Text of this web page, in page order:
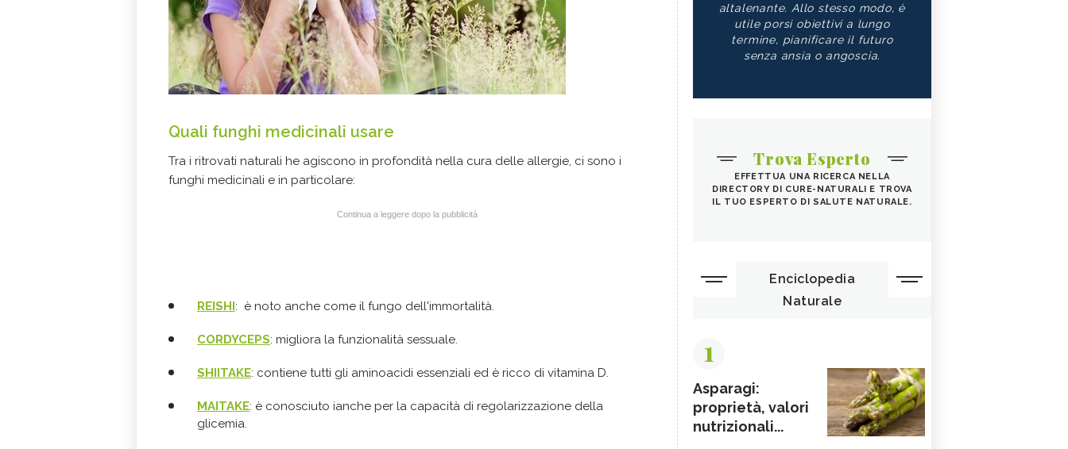
Quali funghi medicinali usare
Tra i ritrovati naturali he agiscono in profondità nella cura delle allergie, ci sono i
funghi medicinali e in particolare:
Continua a leggere dopo la pubblicità
REISHI: è noto anche come il fungo dell'immortalità.
CORDYCEPS: migliora la funzionalità sessuale.
SHIITAKE: contiene tutti gli aminoacidi essenziali ed è ricco di vitamina D.
MAITAKE: è conosciuto ianche per la capacità di regolarizzazione della
glicemia.
altalenante. Allo stesso modo, è
utile porsi obiettivi a lungo
termine, pianificare il futuro
senza ansia o angoscia.
Trova Esperto
EFFETTUA UNA RICERCA NELLA
DIRECTORY DI CURE-NATURALI E TROVA
IL TUO ESPERTO DI SALUTE NATURALE.
Enciclopedia
Naturale
1
Asparagi:
proprietà, valori
nutrizionali...